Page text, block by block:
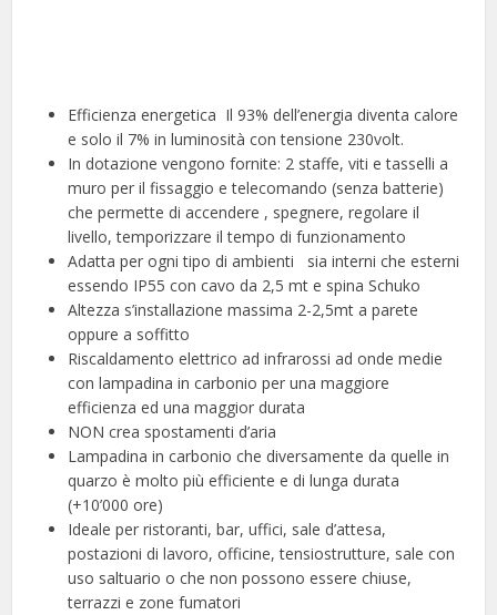
Efficienza energetica ️ Il 93% dell’energia diventa calore
e solo il 7% in luminosità con tensione 230volt.
In dotazione vengono fornite: 2 staffe, viti e tasselli a
muro per il fissaggio e telecomando (senza batterie)
che permette di accendere , spegnere, regolare il
livello, temporizzare il tempo di funzionamento
Adatta per ogni tipo di ambienti ️ ️ sia interni che esterni
essendo IP55 con cavo da 2,5 mt e spina Schuko
Altezza s’installazione massima 2-2,5mt a parete
oppure a soffitto
Riscaldamento elettrico ad infrarossi ad onde medie
con lampadina in carbonio per una maggiore
efficienza ed una maggior durata
NON crea spostamenti d’aria
Lampadina in carbonio che diversamente da quelle in
quarzo è molto più efficiente e di lunga durata
(+10’000 ore)
Ideale per ristoranti, bar, uffici, sale d’attesa,
postazioni di lavoro, officine, tensiostrutture, sale con
uso saltuario o che non possono essere chiuse,
terrazzi e zone fumatori